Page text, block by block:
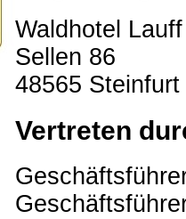
Waldhotel
Sellen 86
48565 Steinfurt
Vertreten